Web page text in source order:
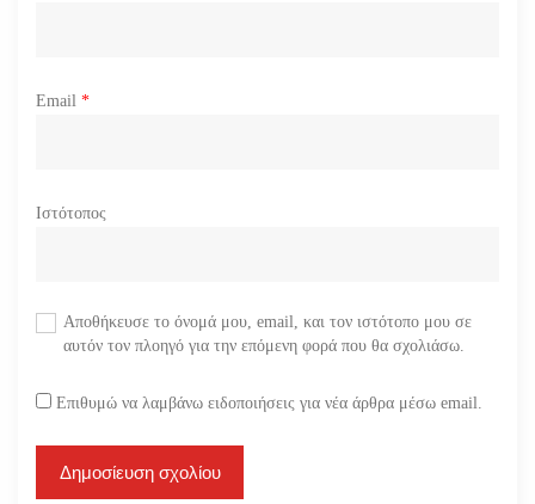
Email *
Ιστότοπος
Αποθήκευσε το όνομά μου, email, και τον ιστότοπο μου σε
αυτόν τον πλοηγό για την επόμενη φορά που θα σχολιάσω.
Επιθυμώ να λαμβάνω ειδοποιήσεις για νέα άρθρα μέσω email.